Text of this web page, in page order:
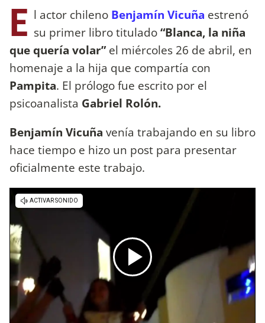
E l actor chileno Benjamín Vicuña estrenó
su primer libro titulado“Blanca, la niña
que quería volar”el miércoles 26 de abril, en
homenaje a la hija que compartía con
Pampita. El prólogo fue escrito por el
psicoanalista Gabriel Rolón.
Benjamín Vicuña venía trabajando en su libro
hace tiempo e hizo un post para presentar
oficialmente este trabajo.